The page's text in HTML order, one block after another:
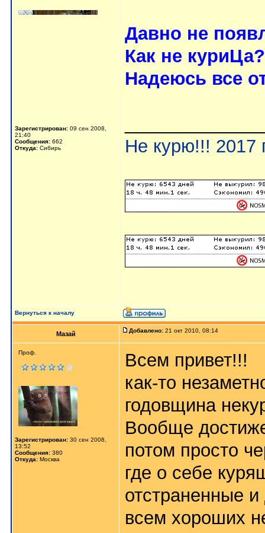
Зарегистрирован: 09 сен 2008,
21:40
Сообщения: 662
Откуда: Сибирь
Давно не
Как не
Надеюсь все
Не курю!!! 2017
Вернуться к началу
Мазай Добавлено: 21 окт 2010, 08:14
Проф.
Зарегистрирован: 30 сен 2008,
13:52
Сообщения: 380
Откуда: Москва
Всем привет!!!
как-то
годовщина
Вообще
потом просто
где о себе
отстраненные
всем хороших